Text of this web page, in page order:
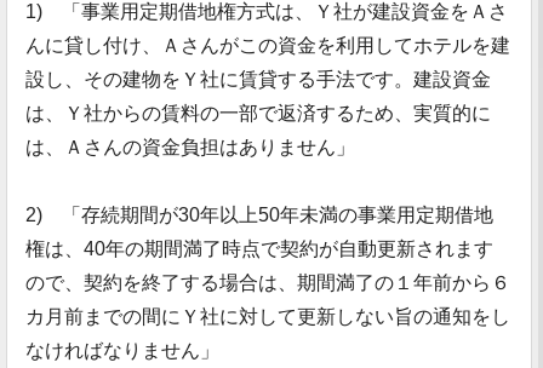
1) 「事業用定期借地権方式は、Ｙ社が建設資金をＡさ
んに貸し付け、Ａさんがこの資金を利用してホテルを建
設し、その建物をＹ社に賃貸する手法です。建設資金
は、Ｙ社からの賃料の一部で返済するため、実質的に
は、Ａさんの資金負担はありません」
2) 「存続期間が30年以上50年未満の事業用定期借地
権は、40年の期間満了時点で契約が自動更新されます
ので、契約を終了する場合は、期間満了の１年前から６
カ月前までの間にＹ社に対して更新しない旨の通知をし
なければなりません」